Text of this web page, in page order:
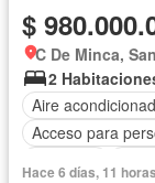
$
C De Minca,
2
Aire
Acceso para
Hace 6 días, 11